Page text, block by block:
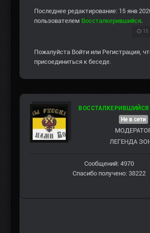
Последнее редактирование: 15 янв
пользователем Воссталкерившийся.
15
Пожалуйста Войти или Регистрация,
присоединиться к беседе.
ВОССТАЛКЕРИВШИЙСЯ
Не в сети
ЛЕГЕНДА
Сообщений: 4970
Спасибо получено: 38222